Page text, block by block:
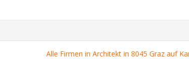
Alle Firmen in Architekt in 8045 Graz auf